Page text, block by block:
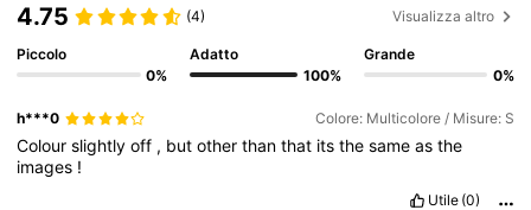
4.75 (4) Visualizza altro
Piccolo
0%
Adatto
100%
Grande
0%
h***0 Colore: Multicolore / Misure: S
Colourslightlyoff , butotherthanthat itsthesameasthe
images !
Utile (0)